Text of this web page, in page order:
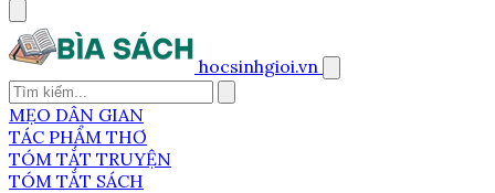
hocsinhgioi.vn
MẸO DÂN GIAN
TÁC PHẨM THƠ
TÓM TẮT TRUYỆN
TÓM TẮT SÁCH